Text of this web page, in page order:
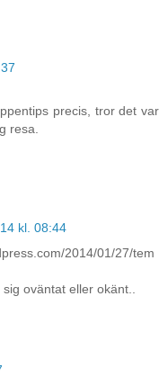
precis, tror det var
resa.
kl. 08:44
2014/01/27/tem
oväntat eller okänt..